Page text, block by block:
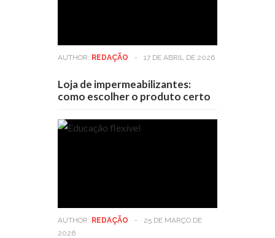
AUTHOR: REDAÇÃO - 17 DE ABRIL DE 2026
Loja de impermeabilizantes:
como escolher o produto certo
AUTHOR: REDAÇÃO -
25 DE MARÇO DE
2026